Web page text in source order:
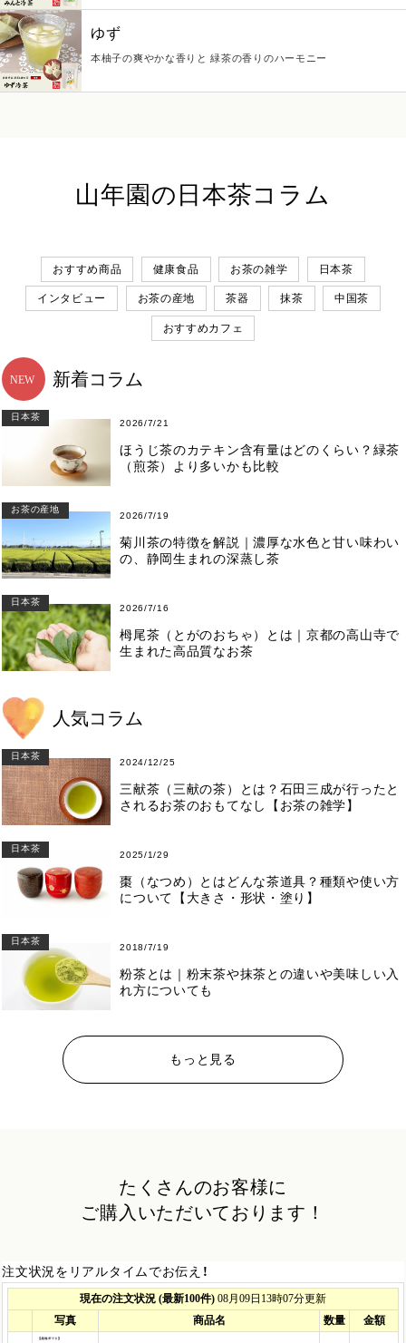
ゆず
本柚子の爽やかな香りと 緑茶の香りのハーモニー
山年園の日本茶コラム
おすすめ商品 健康食品 お茶の雑学 日本茶
インタビュー お茶の産地 茶器 抹茶 中国茶
おすすめカフェ
新着コラム
日本茶
2026/7/21
ほうじ茶のカテキン含有量はどのくらい？緑茶
（煎茶）より多いかも比較
お茶の産地
2026/7/19
菊川茶の特徴を解説｜濃厚な水色と甘い味わい
の、静岡生まれの深蒸し茶
日本茶
2026/7/16
栂尾茶（とがのおちゃ）とは｜京都の高山寺で
生まれた高品質なお茶
人気コラム
日本茶
2024/12/25
三献茶（三献の茶）とは？石田三成が行ったと
されるお茶のおもてなし【お茶の雑学】
日本茶
2025/1/29
棗（なつめ）とはどんな茶道具？種類や使い方
について【大きさ・形状・塗り】
日本茶
2018/7/19
粉茶とは｜粉末茶や抹茶との違いや美味しい入
れ方についても
もっと見る
たくさんのお客様に
ご購入いただいております！
注文状況をリアルタイムでお伝え！